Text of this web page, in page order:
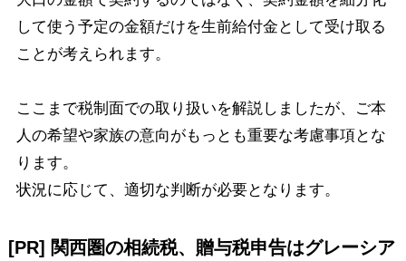
して使う予定の金額だけを生前給付金として受け取る
ことが考えられます。
ここまで税制面での取り扱いを解説しましたが、ご本
人の希望や家族の意向がもっとも重要な考慮事項とな
ります。
状況に応じて、適切な判断が必要となります。
[PR] 関西圏の相続税、贈与税申告はグレーシア